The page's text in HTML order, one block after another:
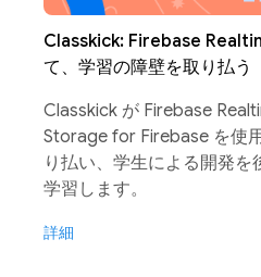
Classkick: Firebase
て、学習の障壁を取り払う
Classkick が Firebase
Storage for Firebase を使
り払い、学生による開発を
学習します。
詳細